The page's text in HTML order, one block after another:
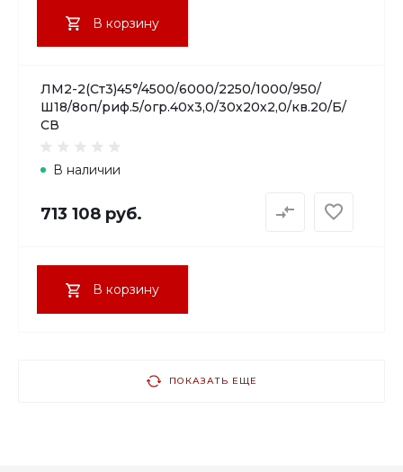
В корзину
ЛМ2-2(Ст3)45°/4500/6000/2250/1000/950/
Ш18/8оп/риф.5/огр.40х3,0/30х20х2,0/кв.20/Б/
СВ
В наличии
713 108 руб.
В корзину
ПОКАЗАТЬ ЕЩЕ